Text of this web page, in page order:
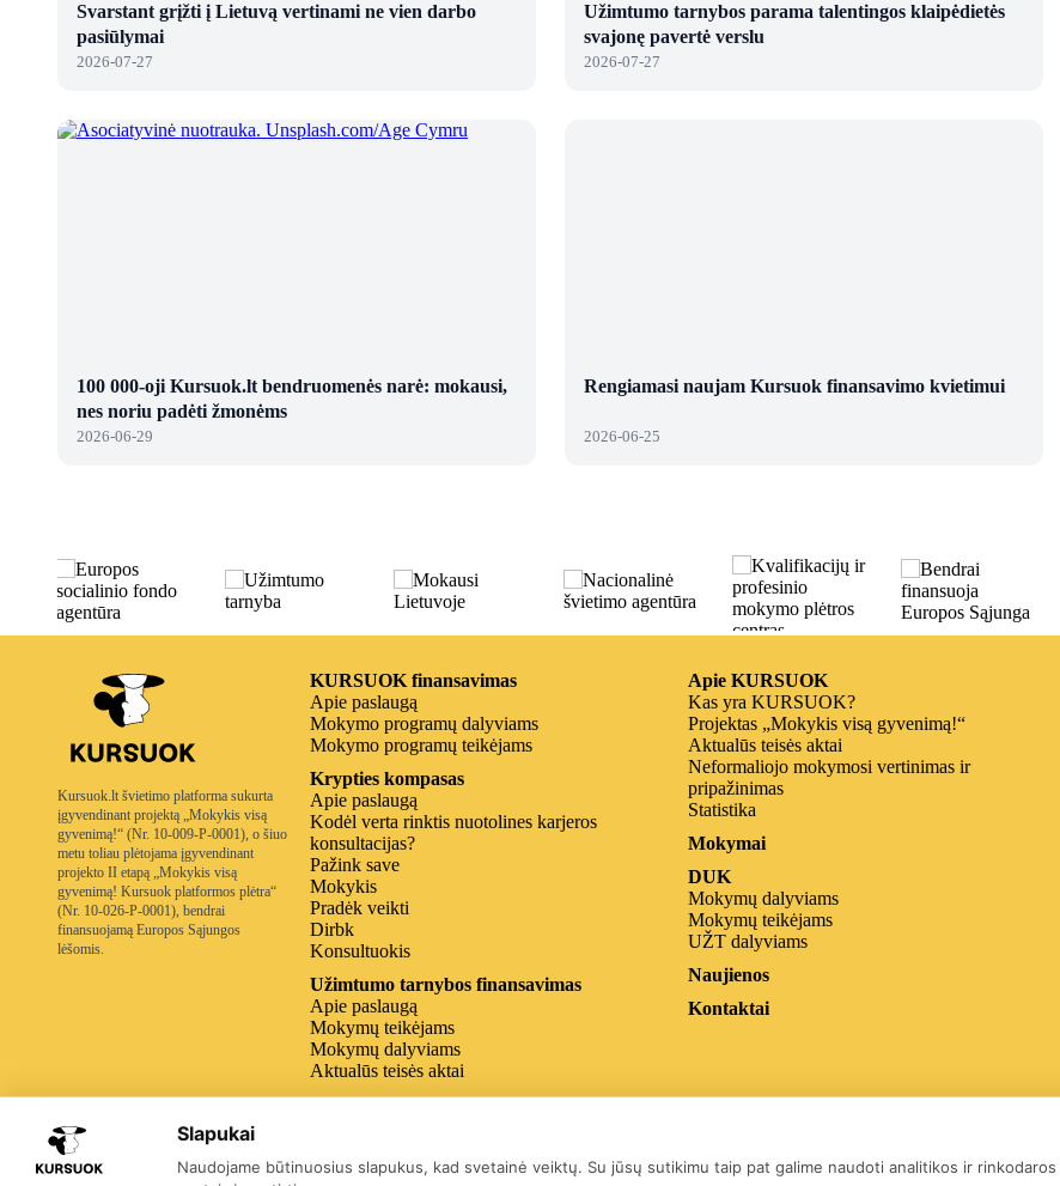
Svarstant grįžti į Lietuvą vertinami ne vien darbo
pasiūlymai
2026-07-27
Užimtumo tarnybos parama talentingos klaipėdietės
svajonę pavertė verslu
2026-07-27
100 000-oji Kursuok.lt bendruomenės narė: mokausi,
nes noriu padėti žmonėms
2026-06-29
Rengiamasi naujam Kursuok finansavimo kvietimui
2026-06-25
Kursuok.lt švietimo platforma sukurta
įgyvendinant projektą „Mokykis visą
gyvenimą!“ (Nr. 10-009-P-0001), o šiuo
metu toliau plėtojama įgyvendinant
projekto II etapą „Mokykis visą
gyvenimą! Kursuok platformos plėtra“
(Nr. 10-026-P-0001), bendrai
finansuojamą Europos Sąjungos
lėšomis.
KURSUOK finansavimas
Apie paslaugą
Mokymo programų dalyviams
Mokymo programų teikėjams
Krypties kompasas
Apie paslaugą
Kodėl verta rinktis nuotolines karjeros
konsultacijas?
Pažink save
Mokykis
Pradėk veikti
Dirbk
Konsultuokis
Užimtumo tarnybos finansavimas
Apie paslaugą
Mokymų teikėjams
Mokymų dalyviams
Aktualūs teisės aktai
Kitos institucijų programos
Apie KURSUOK
Kas yra KURSUOK?
Projektas „Mokykis visą gyvenimą!“
Aktualūs teisės aktai
Neformaliojo mokymosi vertinimas ir
pripažinimas
Statistika
Mokymai
DUK
Mokymų dalyviams
Mokymų teikėjams
UŽT dalyviams
Naujienos
Kontaktai
Slapukai
Naudojame būtinuosius slapukus, kad svetainė veiktų. Su jūsų sutikimu taip pat galime naudoti analitikos ir